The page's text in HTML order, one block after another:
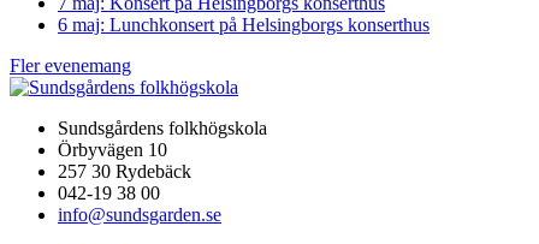
6 maj: Lunchkonsert på Helsingborgs konserthus
Fler evenemang
Sundsgårdens folkhögskola
Örbyvägen 10
257 30 Rydebäck
042-19 38 00
info@sundsgarden.se